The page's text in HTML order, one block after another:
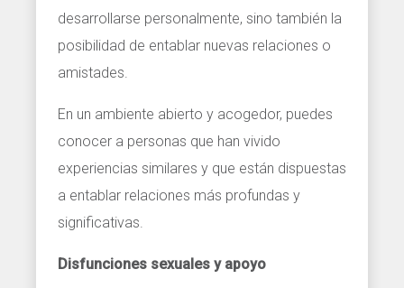
desarrollarse personalmente, sino también la
posibilidad de entablar nuevas relaciones o
amistades.
En un ambiente abierto y acogedor, puedes
conocer a personas que han vivido
experiencias similares y que están dispuestas
a entablar relaciones más profundas y
significativas.
Disfunciones sexuales y apoyo